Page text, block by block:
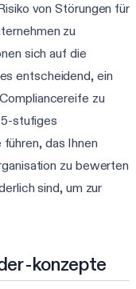
von Störungen für
zu
sich auf die
entscheidend, ein
zu
stufiges
das Ihnen
zu bewerten
sind, um zur
-konzepte